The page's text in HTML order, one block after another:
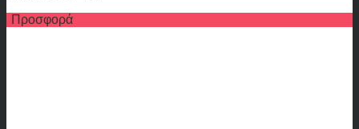
Προσφορά